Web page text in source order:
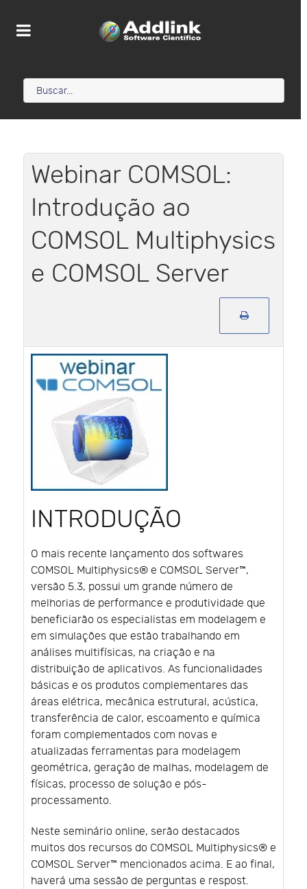
Webinar COMSOL:
Introdução ao
COMSOL Multiphysics
e COMSOL Server
INTRODUÇÃO
O mais recente lançamento dos softwares
COMSOL Multiphysics® e COMSOL Server™,
versão 5.3, possui um grande número de
melhorias de performance e produtividade que
beneficiarão os especialistas em modelagem e
em simulações que estão trabalhando em
análises multifísicas, na criação e na
distribuição de aplicativos. As funcionalidades
básicas e os produtos complementares das
áreas elétrica, mecânica estrutural, acústica,
transferência de calor, escoamento e química
foram complementados com novas e
atualizadas ferramentas para modelagem
geométrica, geração de malhas, modelagem de
físicas, processo de solução e pós-
processamento.
Neste seminário online, serão destacados
muitos dos recursos do COMSOL Multiphysics® e
COMSOL Server™ mencionados acima. E ao final,
haverá uma sessão de perguntas e respost.